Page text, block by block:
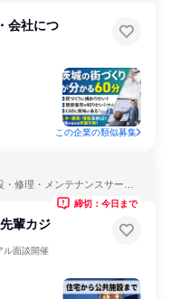
会社につ
この企業の類似募集
修理・メンテナンスサービ
輩カジ
ル面談開催
締切：今日まで